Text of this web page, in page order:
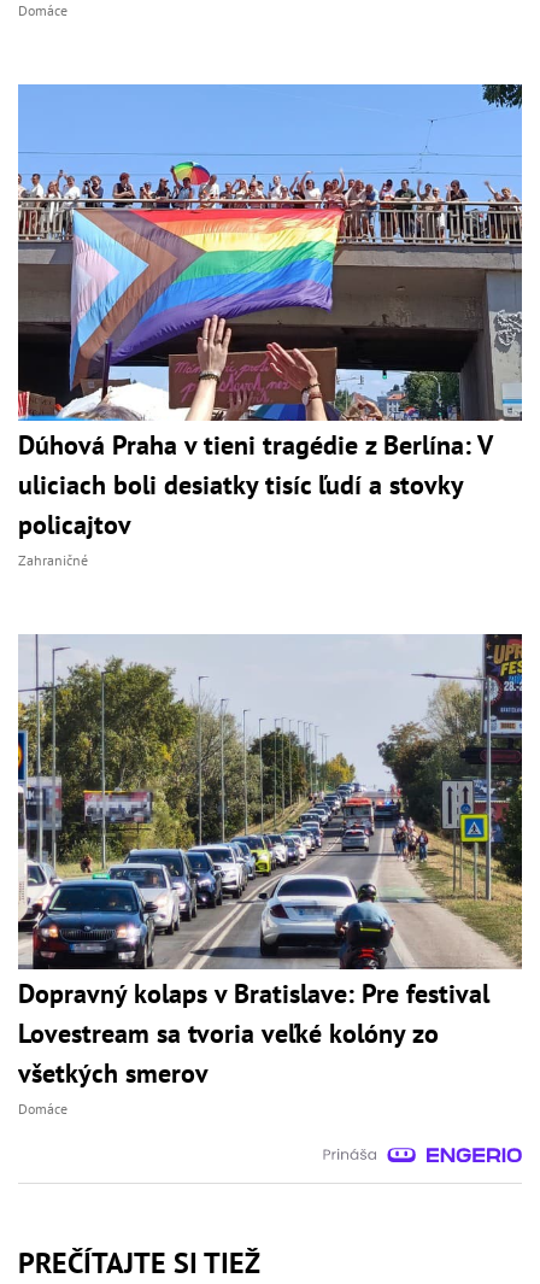
Domáce
Dúhová Praha v tieni tragédie z Berlína: V
uliciach boli desiatky tisíc ľudí a stovky
policajtov
Zahraničné
Dopravný kolaps v Bratislave: Pre festival
Lovestream sa tvoria veľké kolóny zo
všetkých smerov
Domáce
PREČÍTAJTE SI TIEŽ